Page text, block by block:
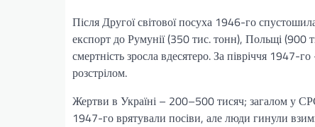
Після Другої світової посуха 1946-го
експорт до Румунії (350 тис. тонн), Польщі (900
смертність зросла вдесятеро. За півріччя 1947-
розстрілом.
Жертви в Україні – 200–500 тисяч; загалом у
1947-го врятували посіви, але люди гинули